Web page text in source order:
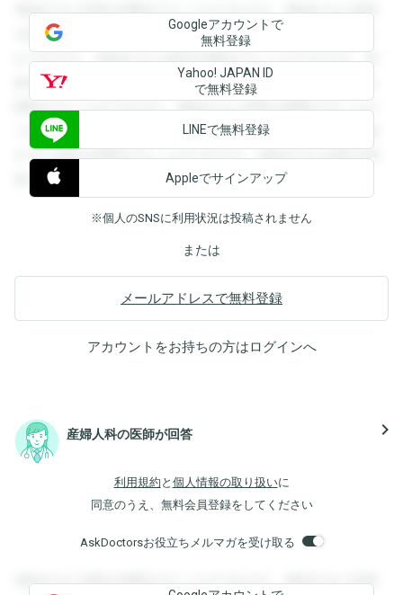
登録すると回答を閲覧することができます。登録すると回答
を閲覧することができます。登録すると回答を閲覧すること
ができます。登録すると回答を閲覧することができます。登
録すると回答を閲覧することができます。登録すると回答を
閲覧することができます。登録すると回答を閲覧することが
できます。登録すると回答を閲覧することができます。登録
すると回答を閲覧することができます。登録すると回答を閲
覧することができます。
Googleアカウントで
無料登録
Yahoo! JAPAN ID
で無料登録
LINEで無料登録
Appleでサインアップ
※個人のSNSに利用状況は投稿されません
または
メールアドレスで無料登録
アカウントをお持ちの方はログインへ
産婦人科の医師が回答 navigate_next
利用規約 と 個人情報の取り扱いに
同意のうえ、無料会員登録をしてください
AskDoctorsお役立ちメルマガを受け取る
登録すると回答を閲覧することができます。登録すると回答